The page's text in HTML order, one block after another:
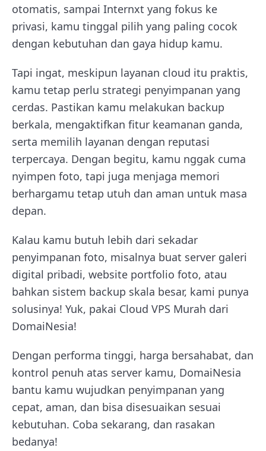
otomatis, sampai Internxt yang fokus ke
privasi, kamu tinggal pilih yang paling cocok
dengan kebutuhan dan gaya hidup kamu.
Tapi ingat, meskipun layanan cloud itu praktis,
kamu tetap perlu strategi penyimpanan yang
cerdas. Pastikan kamu melakukan backup
berkala, mengaktifkan fitur keamanan ganda,
serta memilih layanan dengan reputasi
terpercaya. Dengan begitu, kamu nggak cuma
nyimpen foto, tapi juga menjaga memori
berhargamu tetap utuh dan aman untuk masa
depan.
Kalau kamu butuh lebih dari sekadar
penyimpanan foto, misalnya buat server galeri
digital pribadi, website portfolio foto, atau
bahkan sistem backup skala besar, kami punya
solusinya! Yuk, pakai Cloud VPS Murah dari
DomaiNesia!
Dengan performa tinggi, harga bersahabat, dan
kontrol penuh atas server kamu, DomaiNesia
bantu kamu wujudkan penyimpanan yang
cepat, aman, dan bisa disesuaikan sesuai
kebutuhan. Coba sekarang, dan rasakan
bedanya!